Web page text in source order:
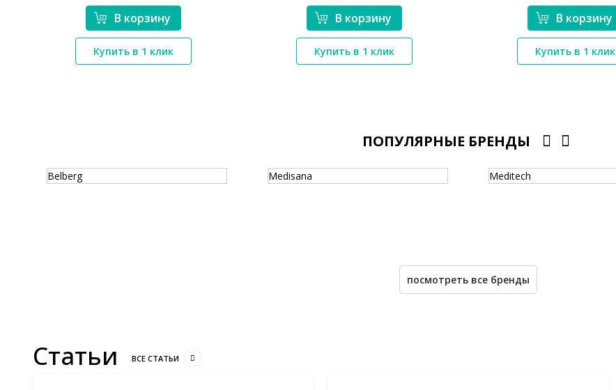
*}
В корзину
Купить в 1 клик
*}
В корзину
Купить в 1 клик
*}
В корзину
Купить в 1 клик
ПОПУЛЯРНЫЕ БРЕНДЫ
Belberg Medisana Meditech
посмотреть все бренды
Статьи ВСЕ СТАТЬИ